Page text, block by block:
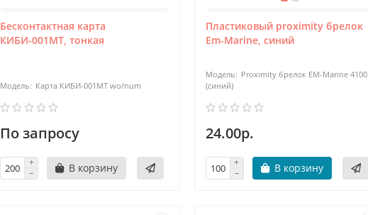
Бесконтактная карта
КИБИ-001МТ, тонкая
Карта КИБИ-001МТ wo/num
По запросу
В корзину
Пластиковый proximity брелок
Em-Marine, синий
Proximity брелок EM-Marine 4100
(синий)
24.00р.
В корзину